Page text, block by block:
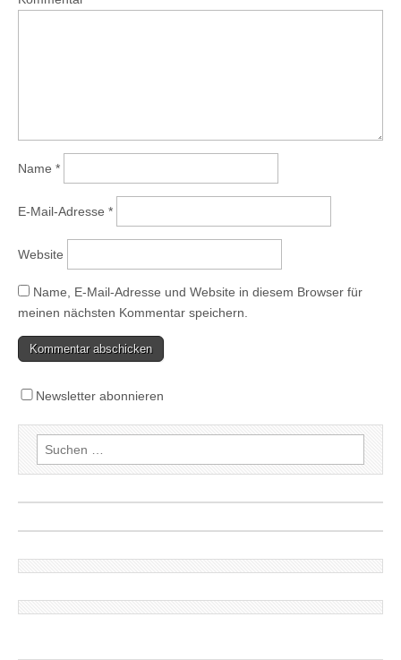
Name *
E-Mail-Adresse *
Website
Name, E-Mail-Adresse und Website in diesem Browser für
meinen nächsten Kommentar speichern.
Newsletter abonnieren
Suchen
nach: